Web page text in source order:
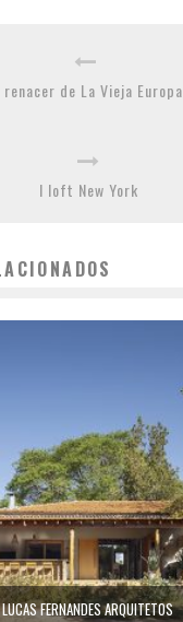
renacer de La Vieja Europa
I loft New York
LUCAS FERNANDES ARQUITETOS